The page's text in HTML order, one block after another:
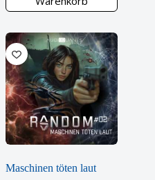
Maschinen töten laut